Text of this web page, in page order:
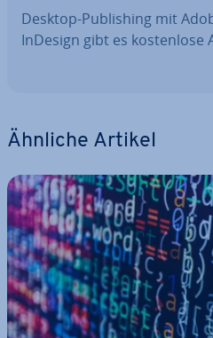
Desktop-Pu­bli­shing mit
InDesign gibt es kos­ten­lo­se
Ähnliche Artikel